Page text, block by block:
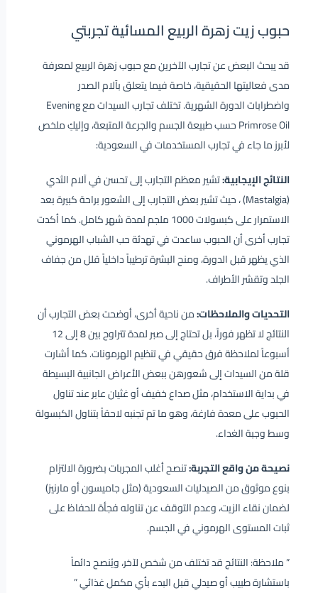
حبوب زيت زهرة الربيع المسائية تجربتي
قد يبحث البعض عن تجارب الآخرين مع حبوب زهرة الربيع لمعرفة
مدى فعاليتها الحقيقية، خاصة فيما يتعلق بآلام الصدر
واضطرابات الدورة الشهرية. تختلف تجارب السيدات مع Evening
Primrose Oil حسب طبيعة الجسم والجرعة المتبعة، وإليكِ ملخص
لأبرز ما جاء في تجارب المستخدمات في السعودية:
النتائج الإيجابية:تشير معظم التجارب إلى تحسن في آلام الثدي
(Mastalgia) ، حيث تشير بعض التجارب إلى الشعور براحة كبيرة بعد
الاستمرار على كبسولات 1000 ملجم لمدة شهر كامل. كما أكدت
تجارب أخرى أن الحبوب ساعدت في تهدئة حب الشباب الهرموني
الذي يظهر قبل الدورة، ومنح البشرة ترطيباً داخلياً قلل من جفاف
الجلد وتقشر الأطراف.
التحديات والملاحظات:من ناحية أخرى، أوضحت بعض التجارب أن
النتائج لا تظهر فوراً، بل تحتاج إلى صبر لمدة تتراوح بين 8 إلى 12
أسبوعاً لملاحظة فرق حقيقي في تنظيم الهرمونات. كما أشارت
قلة من السيدات إلى شعورهن ببعض الأعراض الجانبية البسيطة
في بداية الاستخدام، مثل صداع خفيف أو غثيان عابر عند تناول
الحبوب على معدة فارغة، وهو ما تم تجنبه لاحقاً بتناول الكبسولة
وسط وجبة الغداء.
نصيحة من واقع التجربة:تنصح أغلب المجربات بضرورة الالتزام
بنوع موثوق من الصيدليات السعودية (مثل جاميسون أو مارنيز)
لضمان نقاء الزيت، وعدم التوقف عن تناوله فجأة للحفاظ على
ثبات المستوى الهرموني في الجسم.
” ملاحظة: النتائج قد تختلف من شخص لآخر، ويُنصح دائماً
باستشارة طبيب أو صيدلي قبل البدء بأي مكمل غذائي ”